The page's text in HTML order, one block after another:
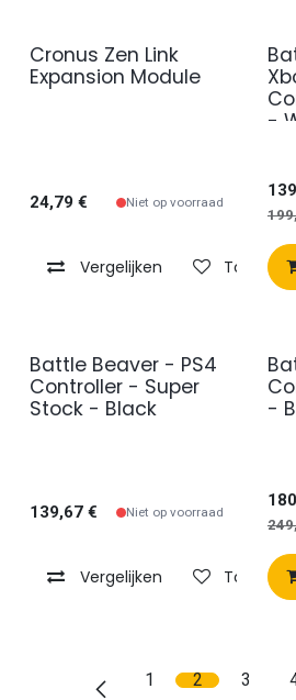
Cronus Zen Link
Expansion Module
24,79 € Niet op voorraad
Vergelijken
-
Battle Beaver - PS4
Controller - Super
Stock - Black
139,67 € Niet op voorraad
Vergelijken
-
1 2 3